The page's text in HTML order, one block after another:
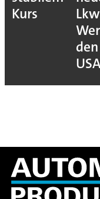
Kurs
den